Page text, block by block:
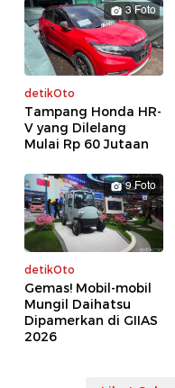
3 Foto
detikOto
Tampang Honda HR-
V yang Dilelang
Mulai Rp 60 Jutaan
9 Foto
detikOto
Gemas! Mobil-mobil
Mungil Daihatsu
Dipamerkan di GIIAS
2026